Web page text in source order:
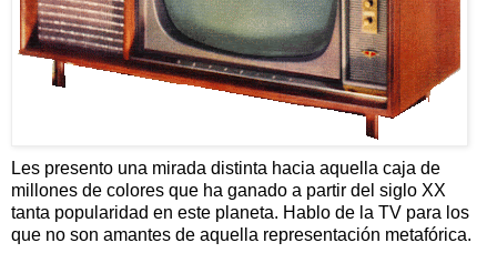
Les presento una mirada distinta hacia aquella caja de
millones de colores que ha ganado a partir del siglo XX
tanta popularidad en este planeta. Hablo de la TV para los
que no son amantes de aquella representación metafórica.